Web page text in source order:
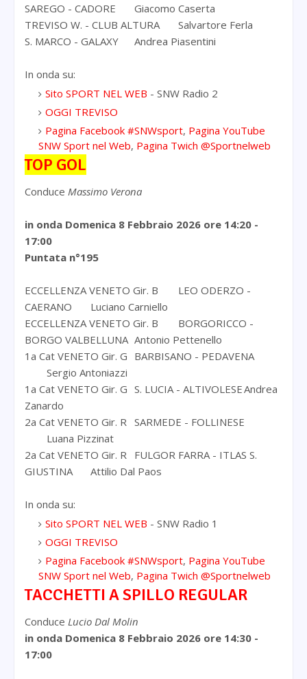
SAREGO - CADORE
Giacomo Caserta
TREVISO W. - CLUB ALTURA
Salvartore Ferla
S. MARCO - GALAXY
Andrea Piasentini
In onda su:
Sito SPORT NEL WEB - SNW Radio 2
OGGI TREVISO
Pagina Facebook #SNWsport, Pagina YouTube
SNW Sport nel Web, Pagina Twich @Sportnelweb
TOP GOL
Conduce Massimo Verona
in onda Domenica 8 Febbraio 2026 ore 14:20 -
17:00
Puntata n°195
ECCELLENZA VENETO Gir. B
LEO ODERZO -
CAERANO
Luciano Carniello
ECCELLENZA VENETO Gir. B
BORGORICCO -
BORGO VALBELLUNA Antonio Pettenello
1a Cat VENETO Gir. G BARBISANO - PEDAVENA
Sergio Antoniazzi
1a Cat VENETO Gir. G S. LUCIA - ALTIVOLESEAndrea
Zanardo
2a Cat VENETO Gir. R SARMEDE - FOLLINESE
Luana Pizzinat
2a Cat VENETO Gir. R
FULGOR FARRA - ITLAS S.
GIUSTINA
Attilio Dal Paos
In onda su:
Sito SPORT NEL WEB - SNW Radio 1
OGGI TREVISO
Pagina Facebook #SNWsport, Pagina YouTube
SNW Sport nel Web, Pagina Twich @Sportnelweb
TACCHETTI A SPILLO REGULAR
Conduce Lucio Dal Molin
in onda Domenica 8 Febbraio 2026 ore 14:30 -
17:00